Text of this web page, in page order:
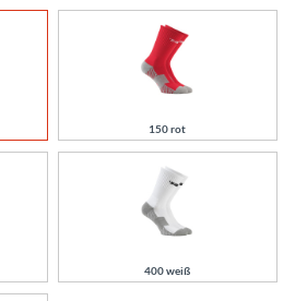
150 rot
400 weiß